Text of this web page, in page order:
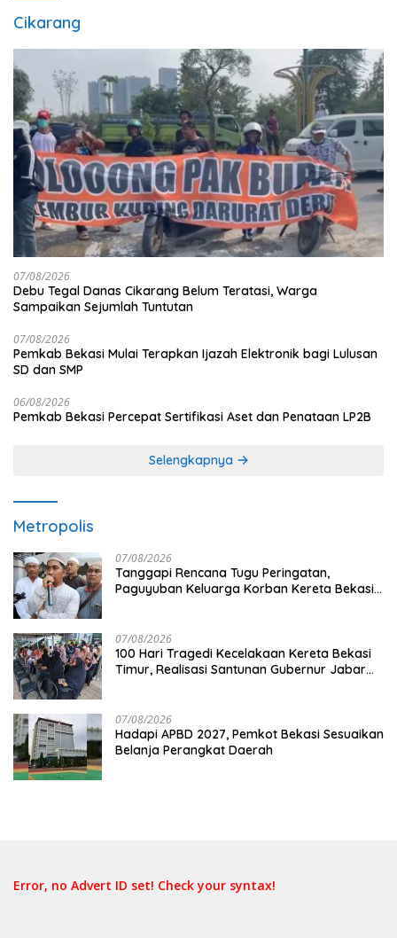
Cikarang
07/08/2026
Debu Tegal Danas Cikarang Belum Teratasi, Warga
Sampaikan Sejumlah Tuntutan
07/08/2026
Pemkab Bekasi Mulai Terapkan Ijazah Elektronik bagi Lulusan
SD dan SMP
06/08/2026
Pemkab Bekasi Percepat Sertifikasi Aset dan Penataan LP2B
Selengkapnya
Metropolis
07/08/2026
Tanggapi Rencana Tugu Peringatan,
Paguyuban Keluarga Korban Kereta Bekasi
07/08/2026
100 Hari Tragedi Kecelakaan Kereta Bekasi
Timur, Realisasi Santunan Gubernur Jabar
07/08/2026
Hadapi APBD 2027, Pemkot Bekasi Sesuaikan
Belanja Perangkat Daerah
Error, no Advert ID set! Check your syntax!